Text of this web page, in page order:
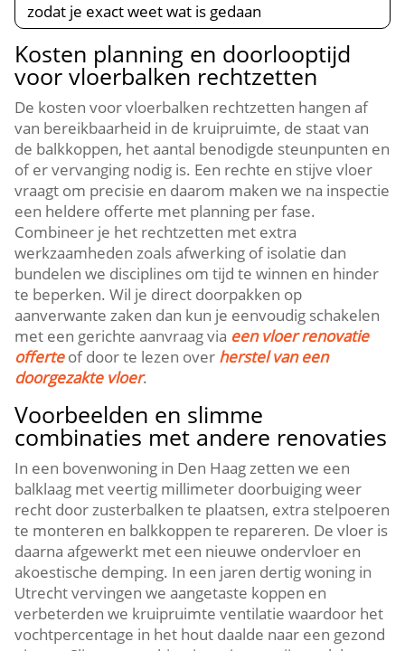
zodat je exact weet wat is gedaan
Kosten planning en doorlooptijd
voor vloerbalken rechtzetten
De kosten voor vloerbalken rechtzetten hangen af
van bereikbaarheid in de kruipruimte, de staat van
de balkkoppen, het aantal benodigde steunpunten en
of er vervanging nodig is.​ Een rechte en stijve vloer
vraagt om precisie en daarom maken we na inspectie
een heldere offerte met planning per fase.​
Combineer je het rechtzetten met extra
werkzaamheden zoals afwerking of isolatie dan
bundelen we disciplines om tijd te winnen en hinder
te beperken.​ Wil je direct doorpakken op
aanverwante zaken dan kun je eenvoudig schakelen
met een gerichte aanvraag via een vloer renovatie
offerteof door te lezen over herstel van een
doorgezakte vloer.​
Voorbeelden en slimme
combinaties met andere renovaties
In een bovenwoning in Den Haag zetten we een
balklaag met veertig millimeter doorbuiging weer
recht door zusterbalken te plaatsen, extra stelpoeren
te monteren en balkkoppen te repareren.​ De vloer is
daarna afgewerkt met een nieuwe ondervloer en
akoestische demping.​ In een jaren dertig woning in
Utrecht vervingen we aangetaste koppen en
verbeterden we kruipruimte ventilatie waardoor het
vochtpercentage in het hout daalde naar een gezond